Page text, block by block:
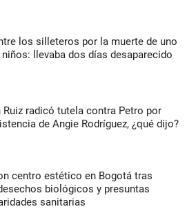
los silleteros por la muerte de uno
llevaba dos días desaparecido
Ruiz radicó tutela contra Petro por
de Angie Rodríguez, ¿qué dijo?
centro estético en Bogotá tras
biológicos y presuntas
sanitarias